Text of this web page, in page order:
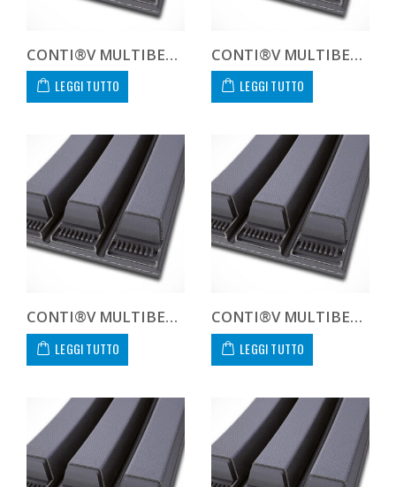
CONTI®V MULTIBELT 138V4318
LEGGI TUTTO
CONTI®V MULTIBELT 138V4572
LEGGI TUTTO
CONTI®V MULTIBELT 138V4826
LEGGI TUTTO
CONTI®V MULTIBELT 138V5080
LEGGI TUTTO